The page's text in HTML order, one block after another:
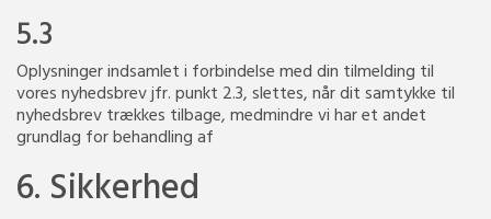
5.3
Oplysninger indsamlet i forbindelse med din tilmelding til
vores nyhedsbrev jfr. punkt 2.3, slettes, når dit samtykke til
nyhedsbrev trækkes tilbage, medmindre vi har et andet
grundlag for behandling af
6. Sikkerhed